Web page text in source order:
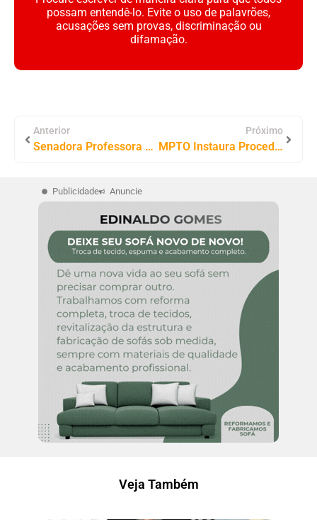
possam entendê-lo. Evite o uso de palavrões,
acusações sem provas, discriminação ou
difamação.
Anterior
Senadora Professora Dorinha lidera Intenções de Voto Para o Governo do Tocantins em Araguaína
Próximo
MPTO Instaura Procedimento para Investigar Licitações em Secretarias da Cidade de Pium-TO.
Publicidade Anuncie
Veja Também